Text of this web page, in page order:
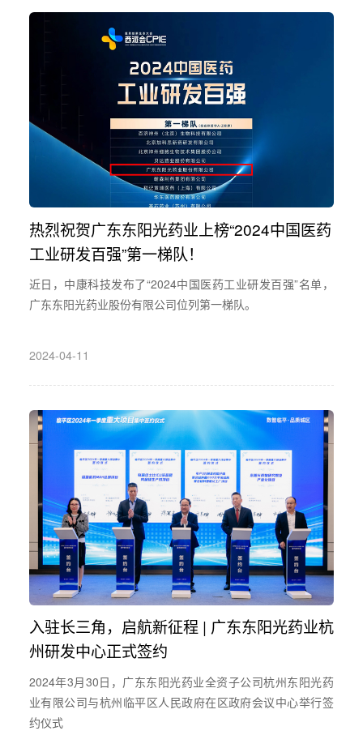
热烈祝贺广东东阳光药业上榜“2024中国医药
工业研发百强”第一梯队！
近日，中康科技发布了“2024中国医药工业研发百强”名单，
广东东阳光药业股份有限公司位列第一梯队。
2024-04-11
入驻长三角，启航新征程 | 广东东阳光药业杭
州研发中心正式签约
2024年3月30日，广东东阳光药业全资子公司杭州东阳光药
业有限公司与杭州临平区人民政府在区政府会议中心举行签
约仪式